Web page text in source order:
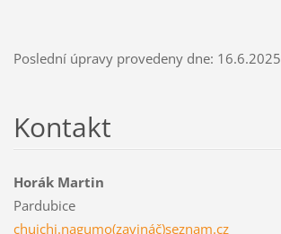
Poslední úpravy provedeny dne: 16.6.2025
Kontakt
Horák Martin
Pardubice
chuichi.nagumo(zavináč)seznam.cz